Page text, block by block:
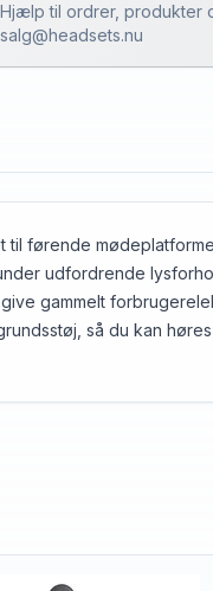
Hjælp til ordrer, produkter
salg@headsets.nu
førende
udfordrende
gammelt
så du kan